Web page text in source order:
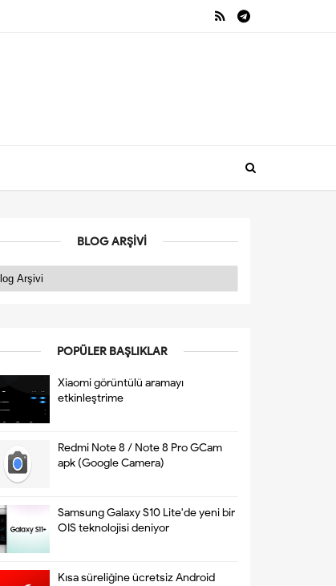
BLOG ARŞIVI
POPÜLER BAŞLIKLAR
Xiaomi görüntülü aramayı
etkinleştrime
Redmi Note 8 / Note 8 Pro GCam
apk (Google Camera)
Samsung Galaxy S10 Lite'de yeni bir
OIS teknolojisi deniyor
Kısa süreliğine ücretsiz Android